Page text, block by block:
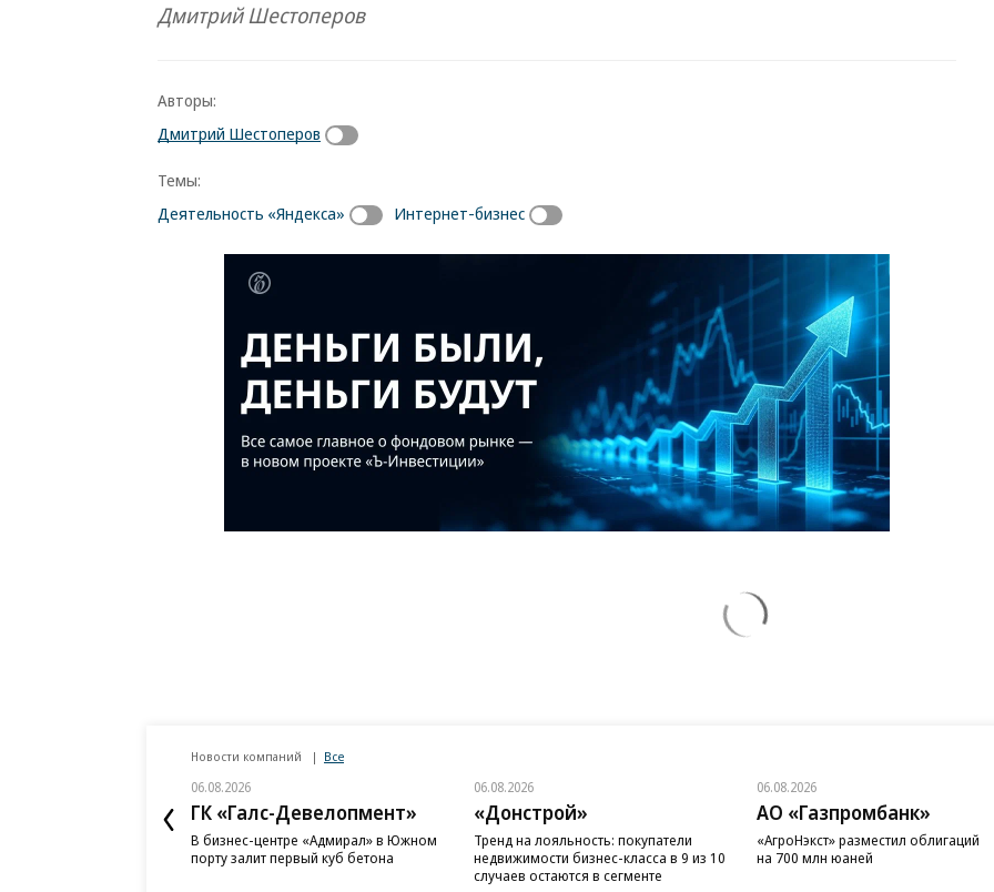
Дмитрий Шестоперов
Авторы:
Дмитрий Шестоперов
Темы:
Деятельность «Яндекса»
Интернет-бизнес
Новости компаний Все
06.08.2026
ГК «Галс-Девелопмент»
В бизнес-центре «Адмирал» в Южном
порту залит первый куб бетона
06.08.2026
«Донстрой»
Тренд на лояльность: покупатели
недвижимости бизнес-класса в 9 из 10
случаев остаются в сегменте
06.08.2026
АО «Газпромбанк»
«АгроНэкст» разместил облигаций
на 700 млн юаней